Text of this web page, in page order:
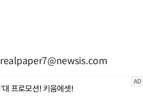
realpaper7@newsis.com